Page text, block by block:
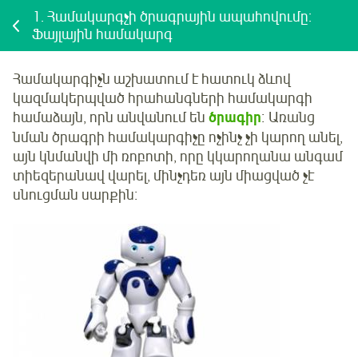
1. Համակարգչի ծրագրային ապահովումը:
Ֆայլային համակարգ
Համակարգիչն աշխատում է հատուկ ձևով
կազմակերպված հրահանգների համակարգի
համաձայն, որն անվանում են ծրագիր։ Առանց
նման ծրագրի համակարգիչը ոչինչ չի կարող անել,
այն կնմանվի մի ռոբոտի, որը կկարողանա անգամ
տիեզերանավ վարել, մինչդեռ այն միացված չէ
սնուցման սարքին։